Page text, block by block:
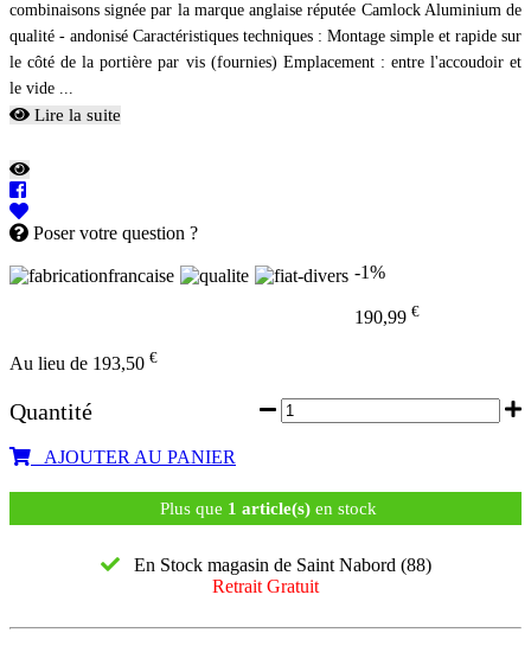
combinaisons signée par la marque anglaise réputée Camlock Aluminium de
qualité - andonisé Caractéristiques techniques : Montage simple et rapide sur
le côté de la portière par vis (fournies) Emplacement : entre l'accoudoir et
le vide ...
Lire la suite
Poser votre question ?
-1%
190,99 €
Au lieu de 193,50 €
Quantité
AJOUTER AU PANIER
Plus que 1 article(s)en stock
En Stock magasin de Saint Nabord (88)
Retrait Gratuit